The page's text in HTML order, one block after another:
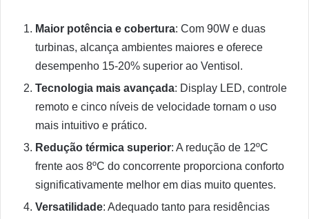
Maior potência e cobertura: Com 90W e duas
turbinas, alcança ambientes maiores e oferece
desempenho 15-20% superior ao Ventisol.
Tecnologia mais avançada: Display LED, controle
remoto e cinco níveis de velocidade tornam o uso
mais intuitivo e prático.
Redução térmica superior: A redução de 12ºC
frente aos 8ºC do concorrente proporciona conforto
significativamente melhor em dias muito quentes.
Versatilidade: Adequado tanto para residências